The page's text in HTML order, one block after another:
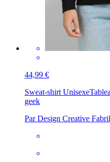
44,99 €
Sweat-shirt Unisexe
geek
Par Design Creative